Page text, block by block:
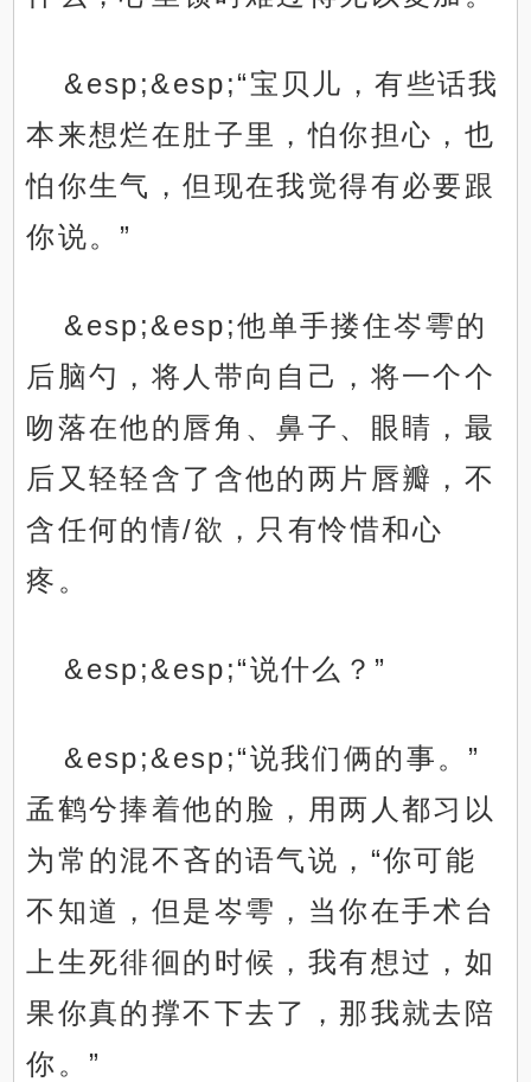
&esp;&esp;“宝贝儿，有些话我
本来想烂在肚子里，怕你担心，也
怕你生气，但现在我觉得有必要跟
你说。”
&esp;&esp;他单手搂住岑雩的
后脑勺，将人带向自己，将一个个
吻落在他的唇角、鼻子、眼睛，最
后又轻轻含了含他的两片唇瓣，不
含任何的情/欲，只有怜惜和心
疼。
&esp;&esp;“说什么？”
&esp;&esp;“说我们俩的事。”
孟鹤兮捧着他的脸，用两人都习以
为常的混不吝的语气说，“你可能
不知道，但是岑雩，当你在手术台
上生死徘徊的时候，我有想过，如
果你真的撑不下去了，那我就去陪
你。”